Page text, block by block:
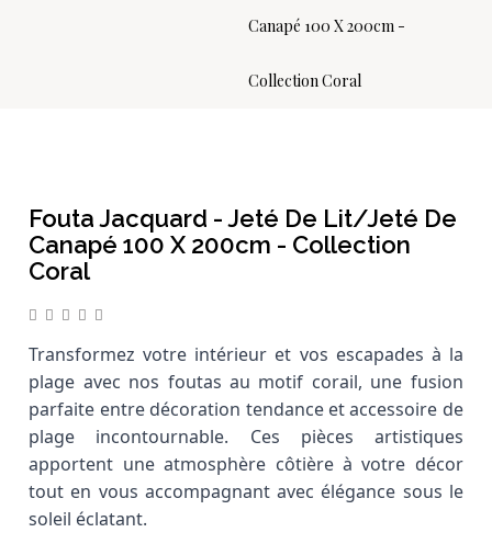
Canapé 100 X 200cm -
Collection Coral
Fouta Jacquard - Jeté De Lit/Jeté De
Canapé 100 X 200cm - Collection
Coral
Transformez votre intérieur et vos escapades à la
plage avec nos foutas au motif corail, une fusion
parfaite entre décoration tendance et accessoire de
plage incontournable. Ces pièces artistiques
apportent une atmosphère côtière à votre décor
tout en vous accompagnant avec élégance sous le
soleil éclatant.